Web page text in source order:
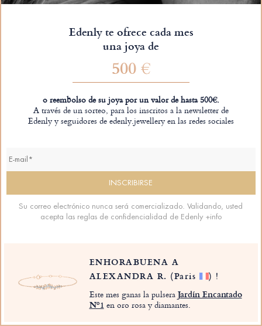
Edenly te ofrece cada mes
una joya de
500 €
o reembolso de su joya por un valor de hasta 500€.
A través de un sorteo, para los inscritos a la newsletter de
Edenly y seguidores de edenly.jewellery en las redes sociales
Su correo electrónico nunca será comercializado. Validando, usted
acepta las reglas de confidencialidad de Edenly +info
ENHORABUENA A
ALEXANDRA R. (Paris ) !
Este mes ganas la pulseraJardín Encantado
Nº1 en oro rosa y diamantes.